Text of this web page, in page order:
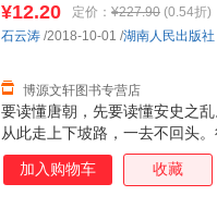
辑。 恶性党争、财政危机、土
方割据势力、君臣百姓各种矛
要读懂唐朝，先要读懂安史之
从此走上下坡路，一去不回头
人难以治愈的心灵之痛！是谁
局？又是谁在推波助澜？一场
¥12.20 定价： ¥227.90 (0.54折)
博源文轩图书专营店
石云涛 /2018-10-01 /湖南人民出版社
加入购物车 收藏